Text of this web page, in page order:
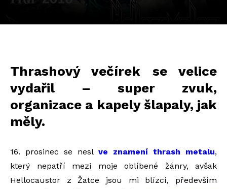
Thrashový večírek se velice
vydařil – super zvuk,
organizace a kapely šlapaly, jak
měly.
16. prosinec se nesl ve znamení thrash metalu,
který nepatří mezi moje oblíbené žánry, avšak
Hellocaustor z Žatce jsou mi blízcí, především